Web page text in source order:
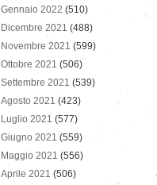
Gennaio 2022 (510)
Dicembre 2021 (488)
Novembre 2021 (599)
Ottobre 2021 (506)
Settembre 2021 (539)
Agosto 2021 (423)
Luglio 2021 (577)
Giugno 2021(559)
Maggio 2021 (556)
Aprile 2021 (506)